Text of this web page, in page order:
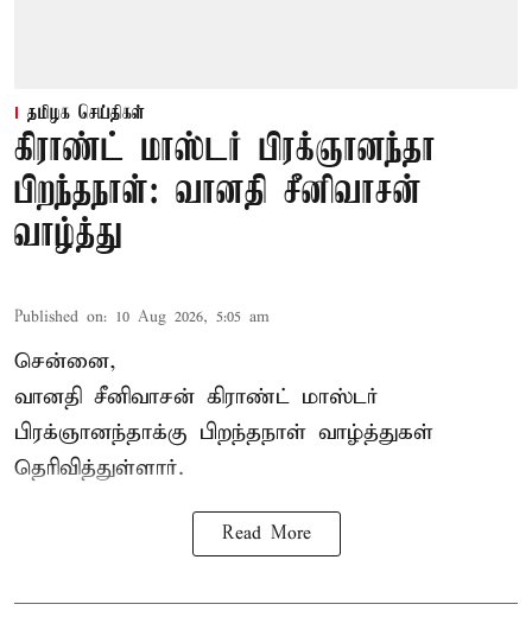
தமிழக செய்திகள்
கிராண்ட் மாஸ்டர் பிரக்ஞானந்தா
பிறந்தநாள்: வானதி சீனிவாசன்
வாழ்த்து
Published on: 10 Aug 2026, 5:05 am
சென்னை,
வானதி சீனிவாசன் கிராண்ட் மாஸ்டர்
பிரக்ஞானந்தாக்கு பிறந்தநாள் வாழ்த்துகள்
தெரிவித்துள்ளார்.
Read More